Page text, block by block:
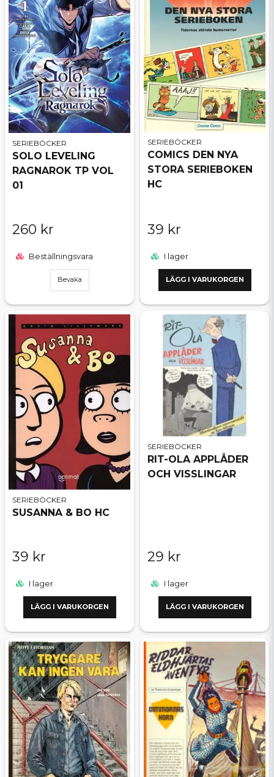
SERIEBÖCKER
SOLO LEVELING
RAGNAROK TP VOL
01
260 kr
Beställningsvara
Bevaka
SERIEBÖCKER
COMICS DEN NYA
STORA SERIEBOKEN
HC
39 kr
I lager
LÄGG I VARUKORGEN
SERIEBÖCKER
SUSANNA & BO HC
39 kr
I lager
LÄGG I VARUKORGEN
SERIEBÖCKER
RIT-OLA APPLÅDER
OCH VISSLINGAR
29 kr
I lager
LÄGG I VARUKORGEN